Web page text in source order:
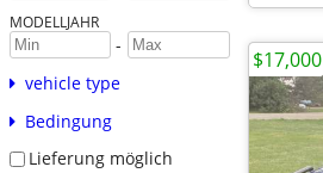
MODELLJAHR
-
vehicle type
Bedingung
Lieferung möglich
$17,000